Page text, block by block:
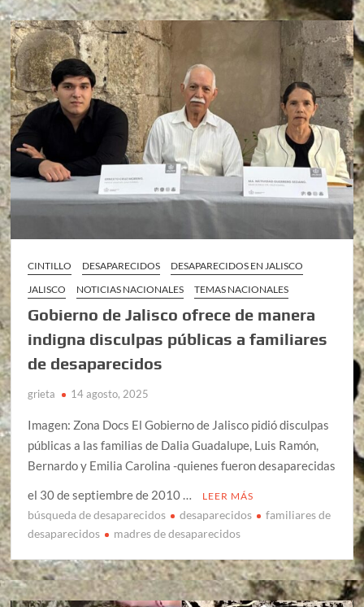
CINTILLO DESAPARECIDOS
DESAPARECIDOS EN JALISCO
JALISCO
NOTICIAS NACIONALES TEMAS NACIONALES
Gobierno de Jalisco ofrece de manera
indigna disculpas públicas a familiares
de desaparecidos
grieta 14 agosto, 2025
Imagen: Zona Docs El Gobierno de Jalisco pidió disculpas
públicas a las familias de Dalia Guadalupe, Luis Ramón,
Bernardo y Emilia Carolina -quienes fueron desaparecidas
el 30 de septiembre de 2010 …
LEER MÁS
búsqueda de desaparecidos desaparecidos
familiares de
desaparecidos
madres de desaparecidos